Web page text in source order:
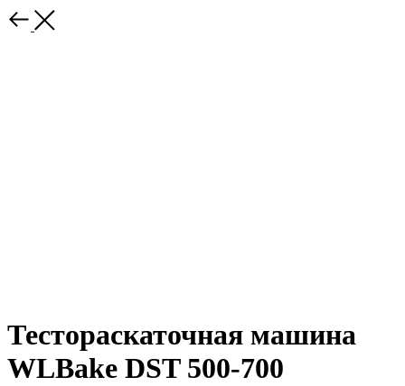
Тестораскаточная машина
WLBake DST 500-700